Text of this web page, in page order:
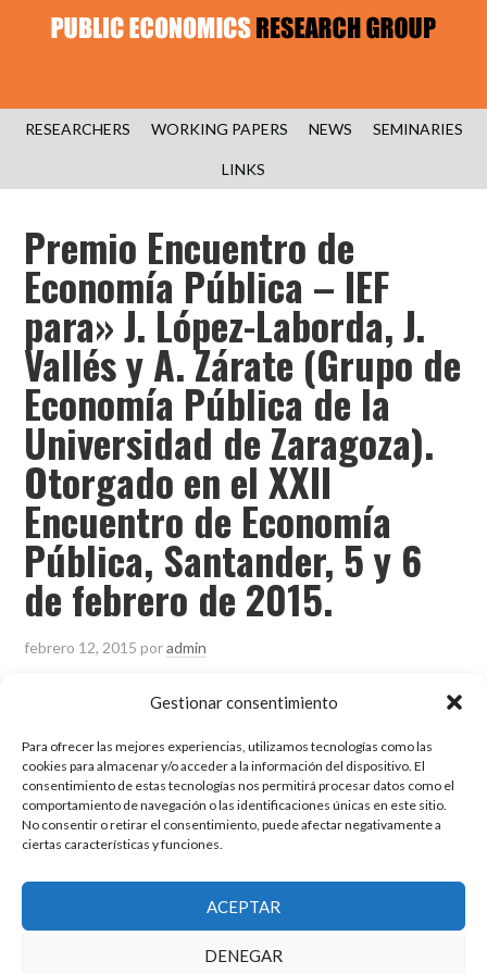
Gestionar consentimiento
Para ofrecer las mejores experiencias, utilizamos tecnologías como las
cookies para almacenar y/o acceder a la información del dispositivo. El
consentimiento de estas tecnologías nos permitirá procesar datos como el
comportamiento de navegación o las identificaciones únicas en este sitio.
No consentir o retirar el consentimiento, puede afectar negativamente a
ciertas características y funciones.
ACEPTAR
DENEGAR
RESEARCHERS WORKING PAPERS NEWS SEMINARIES
LINKS
Premio Encuentro de
Economía Pública – IEF
para» J. López-Laborda, J.
Vallés y A. Zárate (Grupo de
Economía Pública de la
Universidad de Zaragoza).
Otorgado en el XXII
Encuentro de Economía
Pública, Santander, 5 y 6
de febrero de 2015.
febrero 12, 2015 poradmin
Acceso al documento:«IRPF dual y transformación
Publicado en:Ultimas Noticias
del Gobierno de Aragón
Genesis|Login